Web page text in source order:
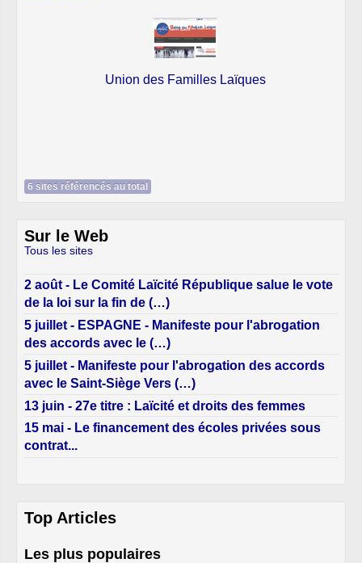
Union des Familles Laïques
Sur le Web
Tous les sites
2 août - Le Comité Laïcité République salue le vote
de la loi sur la fin de (…)
des accords avec le (…)
avec le Saint-Siège Vers (…)
contrat...
Top Articles